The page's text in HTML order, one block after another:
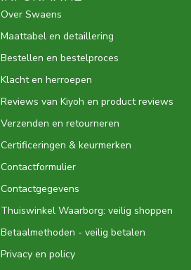
Over Swaens
Maattabel en detaillering
Bestellen en bestelproces
Klacht en herroepen
Reviews van Kiyoh en product reviews
Verzenden en retourneren
Certificeringen & keurmerken
Contactformulier
Contactgegevens
Thuiswinkel Waarborg: veilig shoppen
Betaalmethoden - veilig betalen
Privacy en policy